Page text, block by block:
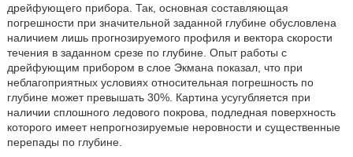
дрейфующего прибора. Так, основная составляющая
погрешности при значительной заданной глубине обусловлена
наличием лишь прогнозируемого профиля и вектора скорости
течения в заданном срезе по глубине. Опыт работы с
дрейфующим прибором в слое Экмана показал, что при
неблагоприятных условиях относительная погрешность по
глубине может превышать 30%. Картина усугубляется при
наличии сплошного ледового покрова, подледная поверхность
которого имеет непрогнозируемые неровности и существенные
перепады по глубине.